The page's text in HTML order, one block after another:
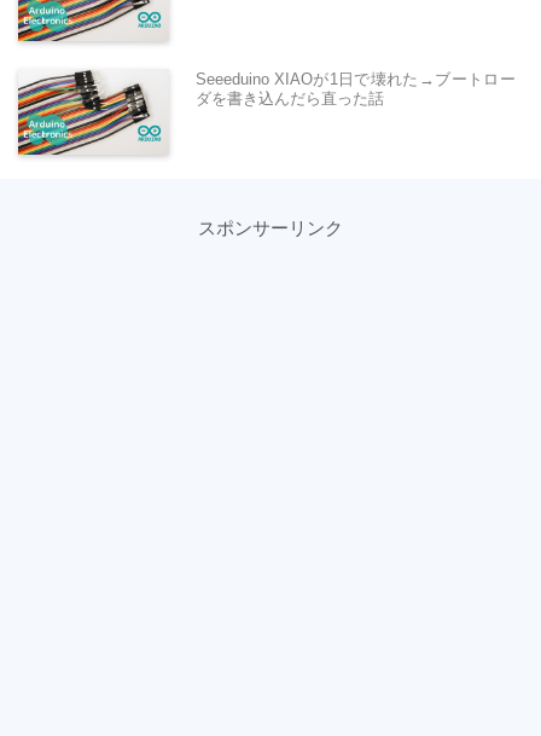
Seeeduino XIAOが1日で壊れた→ブートロー
ダを書き込んだら直った話
スポンサーリンク